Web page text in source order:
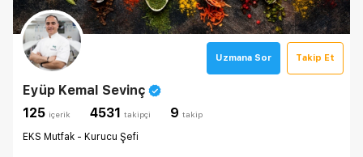
Eyüp Kemal Sevinç
125 i̇çerik 4531 takipçi 9 takip
EKS Mutfak - Kurucu Şefi
Uzmana Sor Takip Et